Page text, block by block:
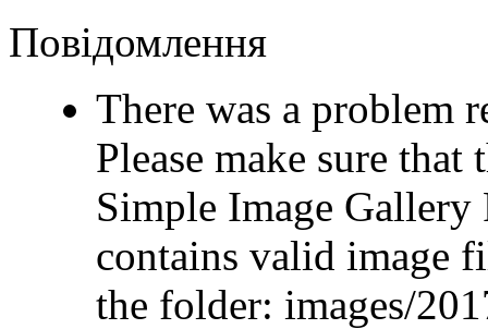
Повідомлення
There was a problem
Please make sure
Simple Image Gallery
contains valid image
the folder: images/